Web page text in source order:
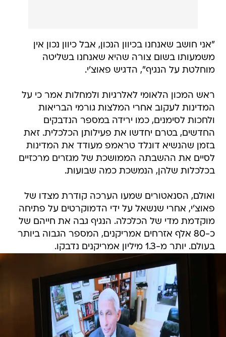
"אני חושב שאנחנו בכיוון הנכון, אבל כיוון נכון אין
משמעותו בשום צורה שהיא שאנחנו בשליטה
מוחלטת על הנגיף", הדגיש פאוצ'י.
ראש המכון הלאומי לאלרגיות ולמחלות אמר כי על
המדינות לעקוב אחרי המלצות גורמי הבריאות
ולחכות לסימנים, כמו ירידה במספר הנדבקים
החדשים, בטרם יחדשו את פעילותן הכלכלית. זאת
בזמן שהנשיא דונלד טראמפ מעודד את המדינות
לסיים את ההשבתה הממושכת של מגזרים מרכזיים
בכלכלות שלהן, הנמשכת כמה שבועות.
ואולם, הסנאטורים שמעו הערכה קודרת מצדו של
פאוצ'י, אחרי שנשאל על ידי הדמוקרטים על פתיחה
מוקדמת מדי של הכלכלה. הנגיף גבה את חייהם של
כ-80 אלף אזרחים אמריקנים, המספר הגבוה ביותר
בעולם. יותר מ-1.3 מיליון אמריקנים נדבקו.